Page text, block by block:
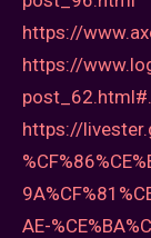
https://
https://
https://
AE-